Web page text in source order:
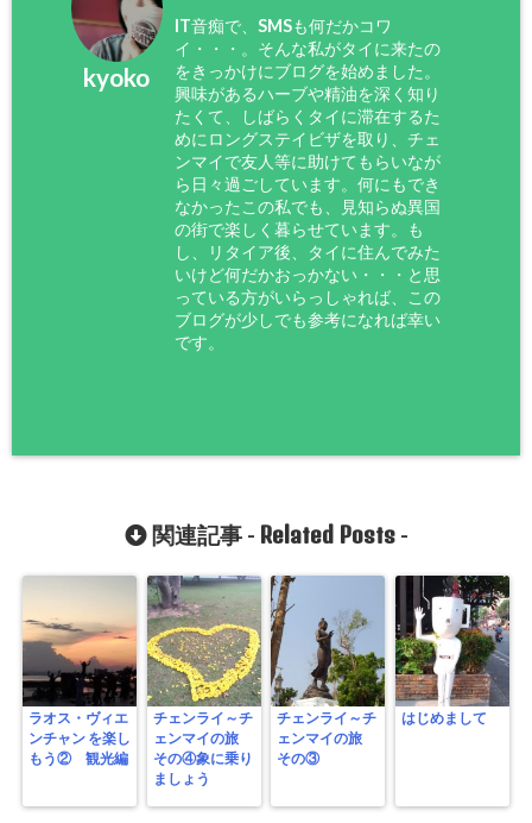
kyoko
IT音痴で、SMSも何だかコワ
イ・・・。そんな私がタイに来たの
をきっかけにブログを始めました。
興味があるハーブや精油を深く知り
たくて、しばらくタイに滞在するた
めにロングステイビザを取り、チェ
ンマイで友人等に助けてもらいなが
ら日々過ごしています。何にもでき
なかったこの私でも、見知らぬ異国
の街で楽しく暮らせています。も
し、リタイア後、タイに住んでみた
いけど何だかおっかない・・・と思
っている方がいらっしゃれば、この
ブログが少しでも参考になれば幸い
です。
関連記事 - Related Posts-
ラオス・ヴィエ
ンチャン を楽し
もう② 観光編
チェンライ～チ
ェンマイの旅
その④象に乗り
ましょう
チェンライ～チ
ェンマイの旅
その③
はじめまして